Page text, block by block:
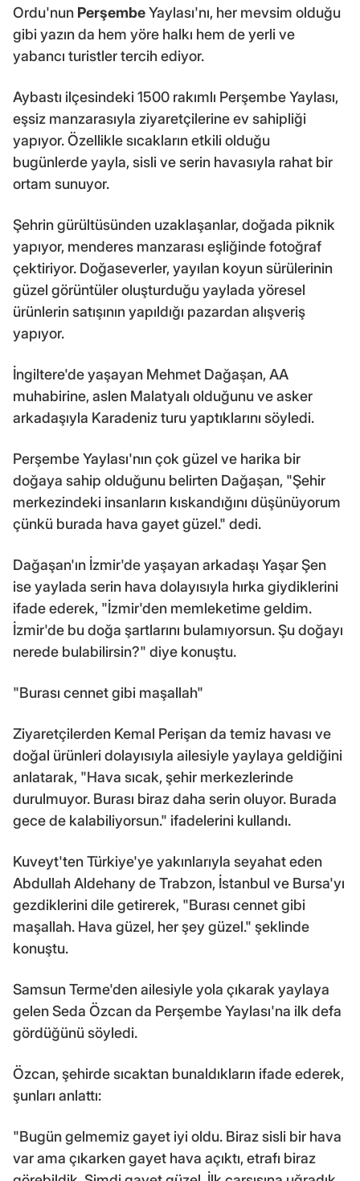
Ordu'nun PerşembeYaylası'nı, her mevsim olduğu
gibi yazın da hem yöre halkı hem de yerli ve
yabancı turistler tercih ediyor.
Aybastı ilçesindeki 1500 rakımlı Perşembe Yaylası,
eşsiz manzarasıyla ziyaretçilerine ev sahipliği
yapıyor. Özellikle sıcakların etkili olduğu
bugünlerde yayla, sisli ve serin havasıyla rahat bir
ortam sunuyor.
Şehrin gürültüsünden uzaklaşanlar, doğada piknik
yapıyor, menderes manzarası eşliğinde fotoğraf
çektiriyor. Doğaseverler, yayılan koyun sürülerinin
güzel görüntüler oluşturduğu yaylada yöresel
ürünlerin satışının yapıldığı pazardan alışveriş
yapıyor.
İngiltere'de yaşayan Mehmet Dağaşan, AA
muhabirine, aslen Malatyalı olduğunu ve asker
arkadaşıyla Karadeniz turu yaptıklarını söyledi.
Perşembe Yaylası'nın çok güzel ve harika bir
doğaya sahip olduğunu belirten Dağaşan, "Şehir
merkezindeki insanların kıskandığını düşünüyorum
çünkü burada hava gayet güzel." dedi.
Dağaşan'ın İzmir'de yaşayan arkadaşı Yaşar Şen
ise yaylada serin hava dolayısıyla hırka giydiklerini
ifade ederek, "İzmir'den memleketime geldim.
İzmir'de bu doğa şartlarını bulamıyorsun. Şu doğayı
nerede bulabilirsin?" diye konuştu.
"Burası cennet gibi maşallah"
Ziyaretçilerden Kemal Perişan da temiz havası ve
doğal ürünleri dolayısıyla ailesiyle yaylaya geldiğini
anlatarak, "Hava sıcak, şehir merkezlerinde
durulmuyor. Burası biraz daha serin oluyor. Burada
gece de kalabiliyorsun." ifadelerini kullandı.
Kuveyt'ten Türkiye'ye yakınlarıyla seyahat eden
Abdullah Aldehany de Trabzon, İstanbul ve Bursa'yı
gezdiklerini dile getirerek, "Burası cennet gibi
maşallah. Hava güzel, her şey güzel." şeklinde
konuştu.
Samsun Terme'den ailesiyle yola çıkarak yaylaya
gelen Seda Özcan da Perşembe Yaylası'na ilk defa
gördüğünü söyledi.
Özcan, şehirde sıcaktan bunaldıkların ifade ederek,
şunları anlattı:
"Bugün gelmemiz gayet iyi oldu. Biraz sisli bir hava
var ama çıkarken gayet hava açıktı, etrafı biraz